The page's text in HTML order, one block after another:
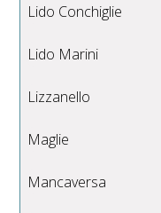
Lido Conchiglie
Lido Marini
Lizzanello
Maglie
Mancaversa